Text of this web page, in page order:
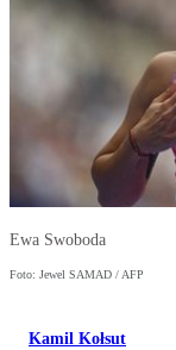
Ewa Swoboda
Foto: Jewel SAMAD / AFP
Kamil Kołsut